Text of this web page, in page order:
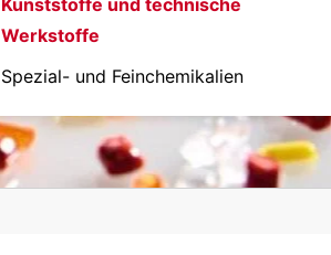
Kunststoffe und technische
Werkstoffe
Spezial- und Feinchemikalien